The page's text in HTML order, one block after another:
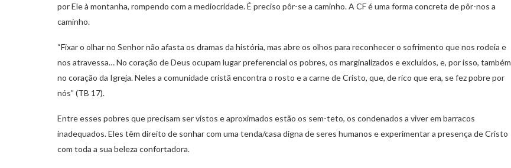
por Ele à montanha, rompendo com a mediocridade. É preciso pôr-se a caminho. A CF é uma forma concreta de pôr-nos a
caminho.
“Fixar o olhar no Senhor não afasta os dramas da história, mas abre os olhos para reconhecer o sofrimento que nos rodeia e
nos atravessa… No coração de Deus ocupam lugar preferencial os pobres, os marginalizados e excluídos, e, por isso, também
no coração da Igreja. Neles a comunidade cristã encontra o rosto e a carne de Cristo, que, de rico que era, se fez pobre por
nós” (TB 17).
Entre esses pobres que precisam ser vistos e aproximados estão os sem-teto, os condenados a viver em barracos
inadequados. Eles têm direito de sonhar com uma tenda/casa digna de seres humanos e experimentar a presença de Cristo
com toda a sua beleza confortadora.